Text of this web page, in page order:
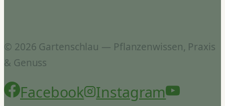
© 2026 Gartenschlau — Pflanzenwissen, Praxis
& Genuss
Facebook
Instagram